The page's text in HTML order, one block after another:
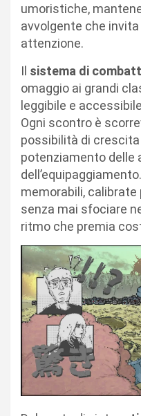
umoristiche,
avvolgente che
attenzione.
Il sistema di
omaggio ai grandi
leggibile e
Ogni scontro è
possibilità di
potenziamento delle
memorabili,
senza mai sfociare
ritmo che premia